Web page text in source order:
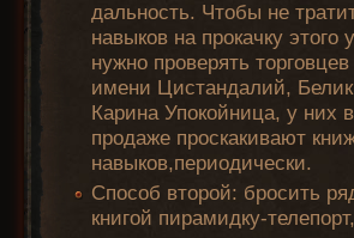
дальность. Чтобы не
навыков на прокачку этого
нужно проверять
имени Цистандалий,
Карина Упокойница, у них в
продаже проскакивают
навыков,периодически.
Способ второй: бросить
книгой пирамидку-